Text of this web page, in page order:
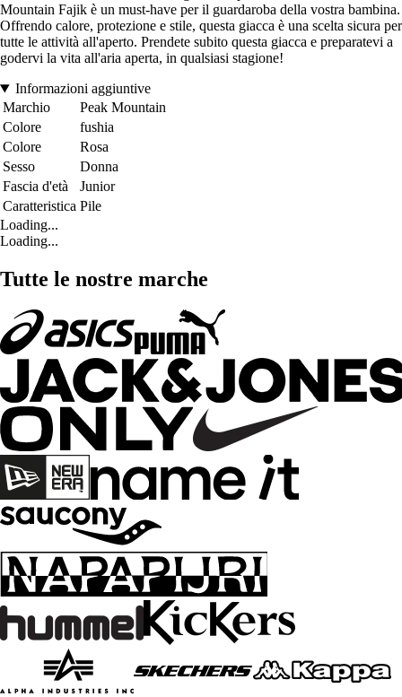
Mountain Fajik è un must-have per il guardaroba della vostra bambina.
Offrendo calore, protezione e stile, questa giacca è una scelta sicura per
tutte le attività all'aperto. Prendete subito questa giacca e preparatevi a
godervi la vita all'aria aperta, in qualsiasi stagione!
Informazioni aggiuntive
Marchio
Peak Mountain
Colore
fushia
Colore
Rosa
Sesso
Donna
Fascia d'età
Junior
Caratteristica Pile
Loading...
Loading...
Tutte le nostre marche